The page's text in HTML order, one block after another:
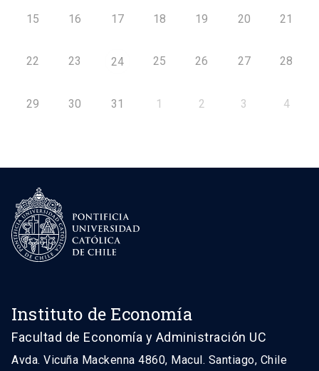
15 16 17 18 19 20 21
22 23 24 25 26 27 28
29 30 31 1 2 3 4
Instituto de Economía
Facultad de Economía y Administración UC
Avda. Vicuña Mackenna 4860, Macul. Santiago, Chile